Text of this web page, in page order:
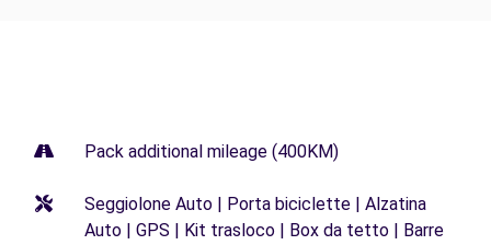
Pack additional mileage (400KM)
Seggiolone Auto | Porta biciclette | Alzatina
Auto | GPS | Kit trasloco | Box da tetto | Barre